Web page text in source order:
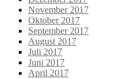
November 2017
Oktober 2017
September 2017
August 2017
Juli 2017
Juni 2017
April 2017